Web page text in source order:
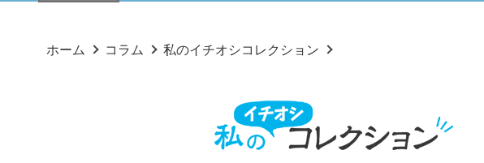
ホーム コラム 私のイチオシコレクション